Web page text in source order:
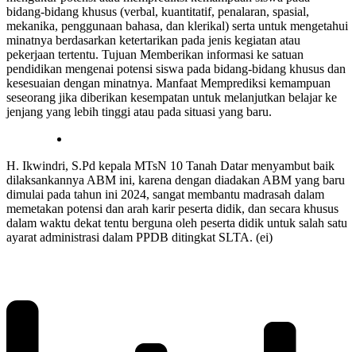
bidang-bidang khusus (verbal, kuantitatif, penalaran, spasial,
mekanika, penggunaan bahasa, dan klerikal) serta untuk mengetahui
minatnya berdasarkan ketertarikan pada jenis kegiatan atau
pekerjaan tertentu. Tujuan Memberikan informasi ke satuan
pendidikan mengenai potensi siswa pada bidang-bidang khusus dan
kesesuaian dengan minatnya. Manfaat Memprediksi kemampuan
seseorang jika diberikan kesempatan untuk melanjutkan belajar ke
jenjang yang lebih tinggi atau pada situasi yang baru.
H. Ikwindri, S.Pd kepala MTsN 10 Tanah Datar menyambut baik
dilaksankannya ABM ini, karena dengan diadakan ABM yang baru
dimulai pada tahun ini 2024, sangat membantu madrasah dalam
memetakan potensi dan arah karir peserta didik, dan secara khusus
dalam waktu dekat tentu berguna oleh peserta didik untuk salah satu
ayarat administrasi dalam PPDB ditingkat SLTA. (ei)